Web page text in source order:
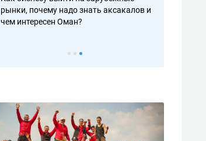
рынки, почему надо знать аксакалов и
чем интересен Оман?